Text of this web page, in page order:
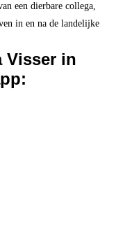
een dierbare collega,
in en na de landelijke
Visser in